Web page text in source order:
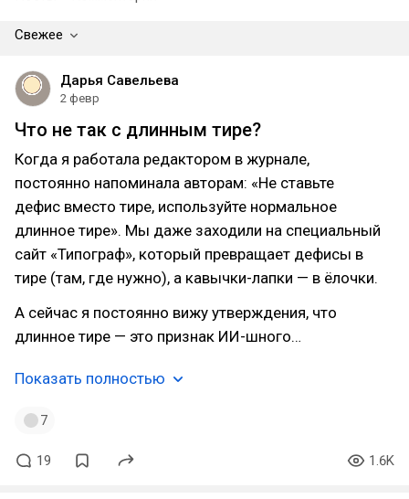
Свежее
Дарья Савельева
2 февр
Что не так с длинным тире?
Когда я работала редактором в журнале,
постоянно напоминала авторам: «Не ставьте
дефис вместо тире, используйте нормальное
длинное тире». Мы даже заходили на специальный
сайт «Типограф», который превращает дефисы в
тире (там, где нужно), а кавычки-лапки — в ёлочки.
А сейчас я постоянно вижу утверждения, что
длинное тире — это признак ИИ-шного…
Показать полностью
7
19 1.6K